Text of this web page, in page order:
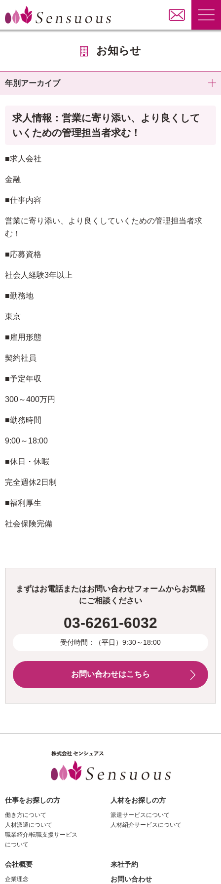
お知らせ
求人情報：営業に寄り添い、より良くして
いくための管理担当者求む！
■求人会社
金融
■仕事内容
営業に寄り添い、より良くしていくための管理担当者求
む！
■応募資格
社会人経験3年以上
■勤務地
東京
■雇用形態
契約社員
■予定年収
300～400万円
■勤務時間
9:00～18:00
■休日・休暇
完全週休2日制
■福利厚生
社会保険完備
年別アーカイブ
まずはお電話またはお問い合わせフォームからお気軽
にご相談ください
03-6261-6032
受付時間：（平日）9:30～18:00
お問い合わせはこちら
仕事をお探しの方
働き方について
人材派遣について
職業紹介/転職支援サービス
について
人材をお探しの方
派遣サービスについて
人材紹介サービスについて
会社概要
企業理念
来社予約
お問い合わせ